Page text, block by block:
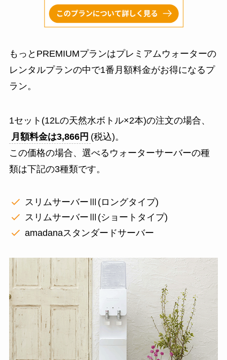
もっとPREMIUMプランはプレミアムウォーターの
レンタルプランの中で1番月額料金がお得になるプ
ラン。
1セット(12Lの天然水ボトル×2本)の注文の場合、
月額料金は3,866円 (税込)。
この価格の場合、選べるウォーターサーバーの種
類は下記の3種類です。
スリムサーバーⅢ(ロングタイプ)
スリムサーバーⅢ(ショートタイプ)
amadanaスタンダードサーバー